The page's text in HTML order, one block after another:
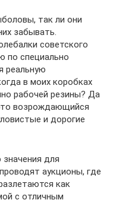
так ли они
забывать.
советского
по специально
реальную
в моих коробках
рабочей резины? Да
возрождающийся
и дорогие
для
аукционы, где
как
с отличным